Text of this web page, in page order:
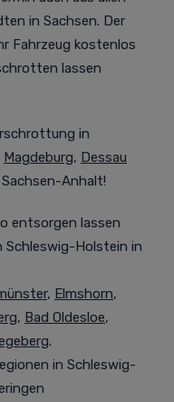
in Sachsen. Der
Fahrzeug kostenlos
lassen
in
Magdeburg, Dessau
Anhalt!
entsorgen lassen
Schleswig-Holstein in
, Elmshorn,
, Bad Oldesloe,
.
in Schleswig-